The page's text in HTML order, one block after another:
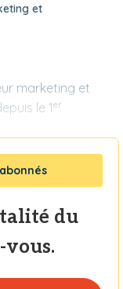
et
marketing et
le 1er
du
vous.